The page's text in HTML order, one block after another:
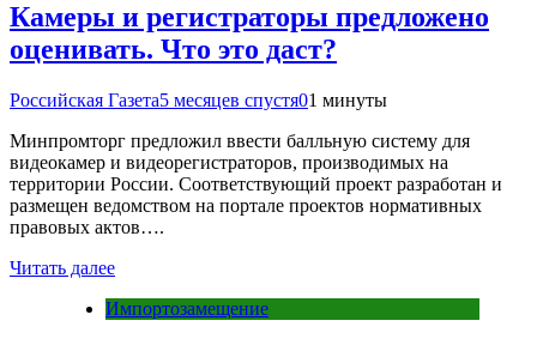
Камеры и регистраторы предложено
оценивать. Что это даст?
Российская Газета5 месяцев спустя01 минуты
Минпромторг предложил ввести балльную систему для
видеокамер и видеорегистраторов, производимых на
территории России. Соответствующий проект разработан и
размещен ведомством на портале проектов нормативных
правовых актов….
Читать далее
Импортозамещение